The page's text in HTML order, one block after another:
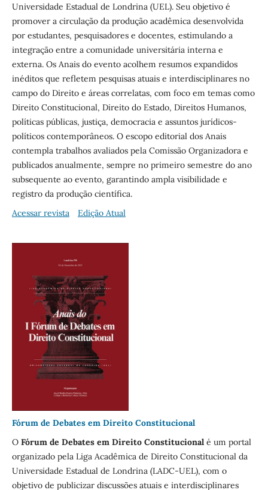
Universidade Estadual de Londrina (UEL). Seu objetivo é
promover a circulação da produção acadêmica desenvolvida
por estudantes, pesquisadores e docentes, estimulando a
integração entre a comunidade universitária interna e
externa. Os Anais do evento acolhem resumos expandidos
inéditos que refletem pesquisas atuais e interdisciplinares no
campo do Direito e áreas correlatas, com foco em temas como
Direito Constitucional, Direito do Estado, Direitos Humanos,
políticas públicas, justiça, democracia e assuntos jurídicos-
políticos contemporâneos. O escopo editorial dos Anais
contempla trabalhos avaliados pela Comissão Organizadora e
publicados anualmente, sempre no primeiro semestre do ano
subsequente ao evento, garantindo ampla visibilidade e
registro da produção científica.
Acessar revista
Edição Atual
Fórum de Debates em Direito Constitucional
O Fórum de Debates em Direito Constitucionalé um portal
organizado pela Liga Acadêmica de Direito Constitucional da
Universidade Estadual de Londrina (LADC-UEL), com o
objetivo de publicizar discussões atuais e interdisciplinares